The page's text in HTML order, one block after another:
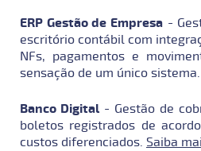
ERP Gestão de Empresa -
escritório contábil com
NFs, pagamentos e
sensação de um único sistema.
Banco Digital - Gestão de
boletos registrados de
custos diferenciados. Saiba